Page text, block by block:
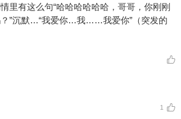
里有这么句“哈哈哈哈哈哈，哥哥，你刚刚
？”沉默…“我爱你…我……我爱你”（突发的
1